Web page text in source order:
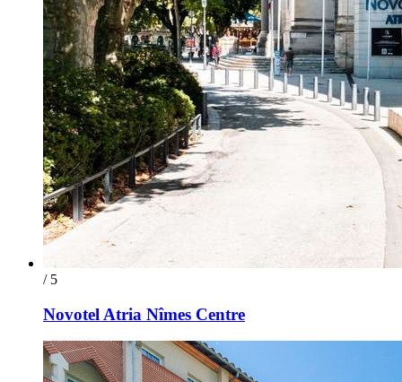
/ 5
Novotel Atria Nîmes Centre